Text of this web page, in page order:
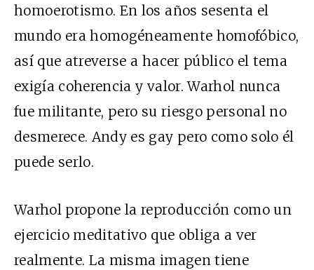
homoerotismo. En los años sesenta el
mundo era homogéneamente homofóbico,
así que atreverse a hacer público el tema
exigía coherencia y valor. Warhol nunca
fue militante, pero su riesgo personal no
desmerece. Andy es gay pero como solo él
puede serlo.
Warhol propone la reproducción como un
ejercicio meditativo que obliga a ver
realmente. La misma imagen tiene